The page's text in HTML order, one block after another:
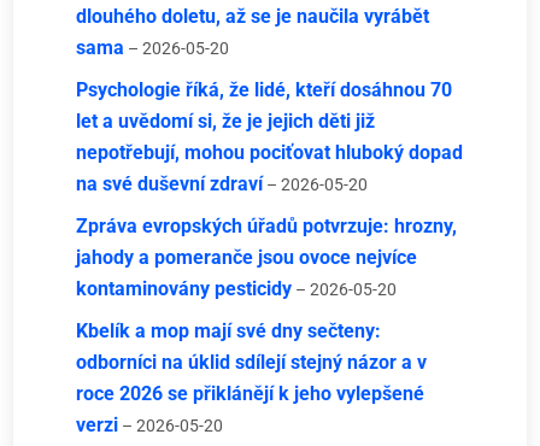
dlouhého doletu, až se je naučila vyrábět
sama – 2026-05-20
Psychologie říká, že lidé, kteří dosáhnou 70
let a uvědomí si, že je jejich děti již
nepotřebují, mohou pociťovat hluboký dopad
na své duševní zdraví – 2026-05-20
Zpráva evropských úřadů potvrzuje: hrozny,
jahody a pomeranče jsou ovoce nejvíce
kontaminovány pesticidy – 2026-05-20
Kbelík a mop mají své dny sečteny:
odborníci na úklid sdílejí stejný názor a v
roce 2026 se přiklánějí k jeho vylepšené
verzi – 2026-05-20